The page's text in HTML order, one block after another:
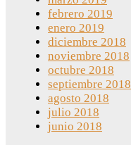
febrero 2019
enero 2019
diciembre 2018
noviembre 2018
octubre 2018
septiembre 2018
agosto 2018
julio 2018
junio 2018